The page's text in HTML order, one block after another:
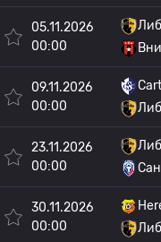
05.11.2026
00:00
09.11.2026
00:00
23.11.2026
00:00
30.11.2026
00:00